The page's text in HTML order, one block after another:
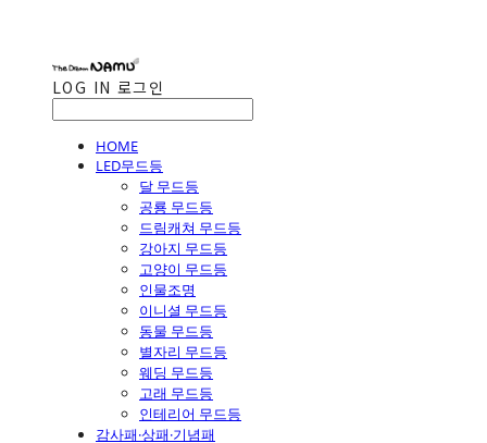
LOG IN 로그인
HOME
LED무드등
달 무드등
공룡 무드등
드림캐쳐 무드등
강아지 무드등
고양이 무드등
인물조명
이니셜 무드등
동물 무드등
별자리 무드등
웨딩 무드등
고래 무드등
인테리어 무드등
감사패·상패·기념패